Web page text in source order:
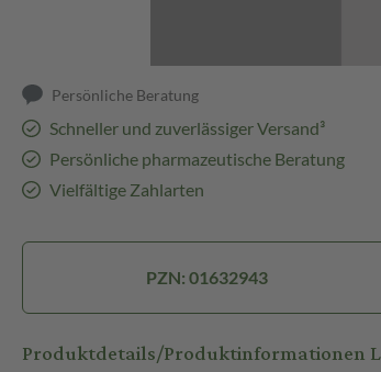
Persönliche Beratung
Schneller und zuverlässiger Versand³
Persönliche pharmazeutische Beratung
Vielfältige Zahlarten
PZN: 01632943
Produktdetails/Produktinformationen